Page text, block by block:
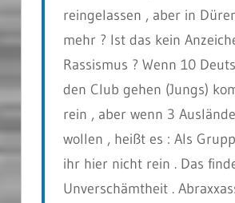
reingelassen , aber in
mehr ? Ist das kein
Rassismus ? Wenn 10
den Club gehen (Jungs)
rein , aber wenn 3
wollen , heißt es : Als
ihr hier nicht rein . Das
Unverschämtheit .